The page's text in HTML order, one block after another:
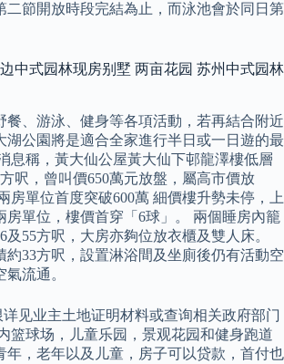
二節開放時段完結為止，而泳池會於同日第
中式园林现房别墅 两亩花园 苏州中式园林
餐、游泳、健身等各項活動，若再結合附近
湖公園將是適合全家進行半日或一日遊的最
息稱，黃大仙公屋黃大仙下邨龍澤樓低層
呎，曾叫價650萬元放盤，屬高市價放
單位首度突破600萬 細價樓升勢未停，上
房單位，樓價首穿「6球」。 兩個睡房內籠
及55方呎，大房亦夠位放衣櫃及雙人床。
約33方呎，設置淋浴間及坐廁後仍有活動空
流通。
见业主土地证明材料或查询相关政府部门
篮球场，儿童乐园，景观花园和健身跑道
年，老年以及儿童，房子可以贷款，首付也